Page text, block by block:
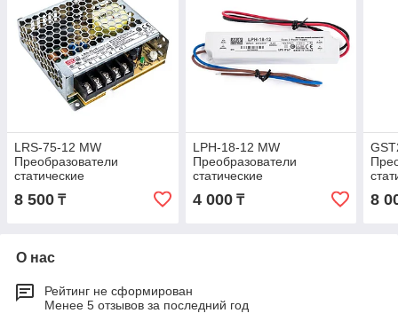
LRS-75-12 MW
Преобразователи
статические
8 500 ₸
LPH-18-12 MW
Преобразователи
статические
4 000₸ 8
О нас
Рейтинг не сформирован
Менее 5 отзывов за последний год